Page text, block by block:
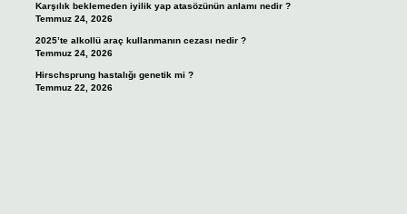
Karşılık beklemeden iyilik yap atasözünün anlamı nedir ?
Temmuz 24, 2026
2025’te alkollü araç kullanmanın cezası nedir ?
Temmuz 24, 2026
Hirschsprung hastalığı genetik mi ?
Temmuz 22, 2026